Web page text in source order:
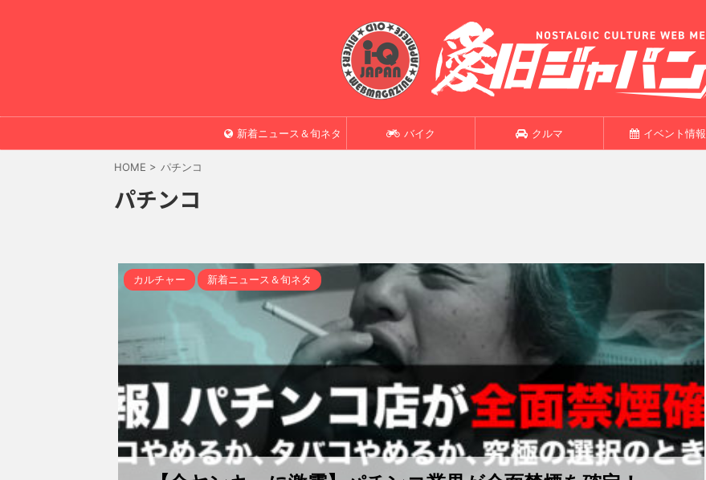
新着ニュース＆旬ネタ バイク クルマ イベント情報
HOME > パチンコ
パチンコ
カルチャー 新着ニュース＆旬ネタ